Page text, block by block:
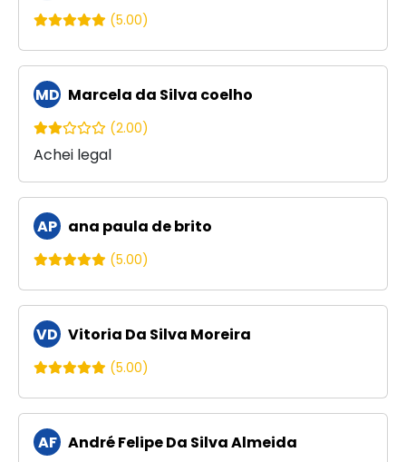
(5.00)
MD Marcela da Silva coelho
(2.00)
Achei legal
AP ana paula de brito
(5.00)
VD Vitoria Da Silva Moreira
(5.00)
AF André Felipe Da Silva Almeida